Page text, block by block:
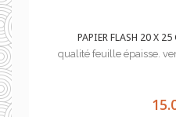
PAPIER FLASH 20 X 25
qualité feuille épaisse.